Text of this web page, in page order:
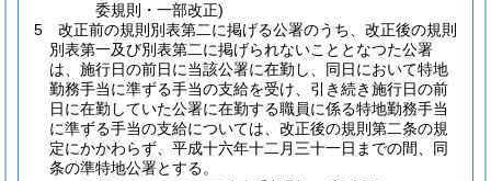
委規則・一部改正)
5
改正前の規則別表第二に掲げる公署のうち、改正後の規則
別表第一及び別表第二に掲げられないこととなつた公署
は、施行日の前日に当該公署に在勤し、同日において特地
勤務手当に準ずる手当の支給を受け、引き続き施行日の前
日に在勤していた公署に在勤する職員に係る特地勤務手当
に準ずる手当の支給については、改正後の規則第二条の規
定にかかわらず、平成十六年十二月三十一日までの間、同
条の準特地公署とする。